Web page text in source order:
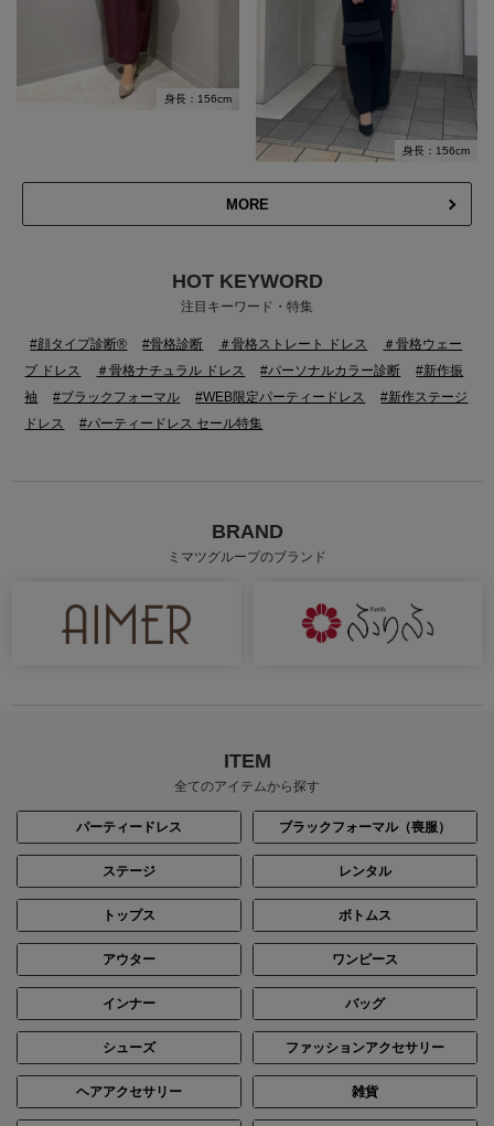
身長：156cm
身長：156cm
MORE
HOT KEYWORD
注目キーワード・特集
#顔タイプ診断® #骨格診断 ＃骨格ストレート ドレス
＃骨格ウェー
ブ ドレス
＃骨格ナチュラル ドレス #パーソナルカラー診断
#新作振
袖
#ブラックフォーマル #WEB限定パーティードレス
#新作ステージ
ドレス
#パーティードレス セール特集
BRAND
ミマツグループのブランド
ITEM
全てのアイテムから探す
パーティードレス ブラックフォーマル（喪服）
ステージ レンタル
トップス ボトムス
アウター ワンピース
インナー バッグ
シューズ ファッションアクセサリー
ヘアアクセサリー 雑貨